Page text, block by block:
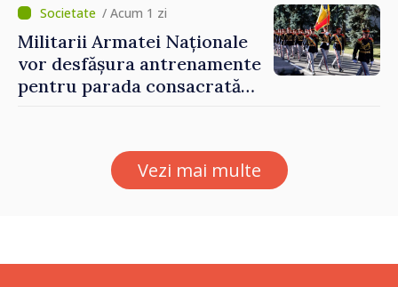
Forumul Diasporei
/ Acum 1 zi
Militarii Armatei Naționale
vor desfășura antrenamente
pentru parada consacrată
Vezi mai multe